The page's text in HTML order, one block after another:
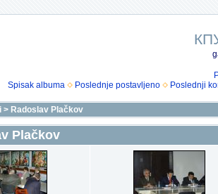
Spisak albuma
Poslednje postavljeno Poslednji
> Radoslav Plačkov
Plačkov